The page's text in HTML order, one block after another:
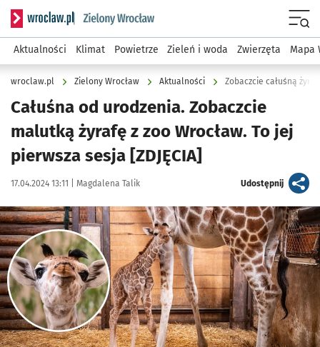
Serwis informacyjny wroclaw.pl podserwis: Środowisko we
Aktualności Klimat Powietrze Zieleń i woda Zwierzęta Mapa
wroclaw.pl Zielony Wrocław Aktualności Zobaczcie całuśną
Całuśna od urodzenia. Zobaczcie
malutką żyrafę z zoo Wrocław. To jej
pierwsza sesja [ZDJĘCIA]
Data publikacji:
17.04.2024 13:11 | Autor:
Magdalena Talik Udostępnijartykuł
Kliknij, aby zobaczyć galerię